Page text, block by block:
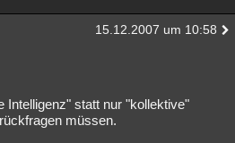
15.12.2007 um 10:58
Intelligenz" statt nur "kollektive"
müssen.